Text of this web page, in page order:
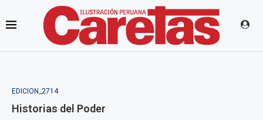
EDICION_2714
Historias del Poder